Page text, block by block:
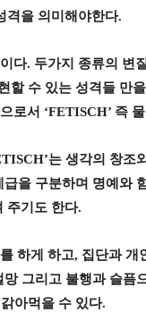
격을 의미해야한다.
다. 두가지 종류의 변
할 수 있는 성격들 만
로서 ‘FETISCH’ 즉 물
는 생각의 창조
급을 구분하며 명예와
주기도 한다.
하게 하고, 집단과 개
망 그리고 불행과 슬픔
아먹을 수 있다.